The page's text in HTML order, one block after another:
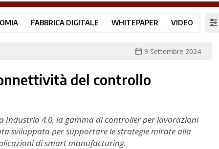
FABBRICA DIGITALE WHITEPAPER VIDEO
calendar_today 9 Settembre 2024
del controllo
Industria 4.0, la gamma di controller per lavorazioni
sviluppata per supportare le strategie mirate alla
di smart manufacturing.